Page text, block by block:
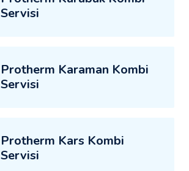
Servisi
Protherm Karaman Kombi
Servisi
Protherm Kars Kombi
Servisi